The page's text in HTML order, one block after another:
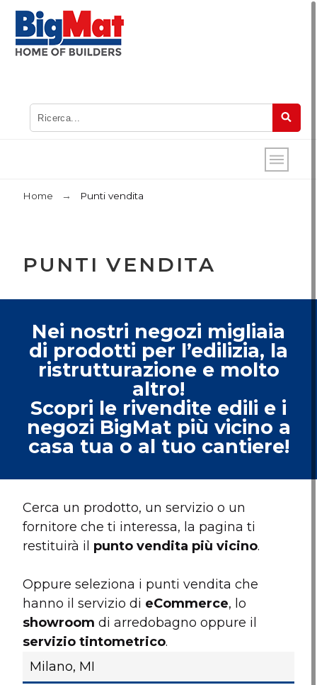
Home Punti vendita
PUNTI VENDITA
Nei nostri negozi migliaia
di prodotti per l’edilizia, la
ristrutturazione e molto
altro!
Scopri le rivendite edili e i
negozi BigMat più vicino a
casa tua o al tuo cantiere!
Cerca un prodotto, un servizio o un
fornitore che ti interessa, la pagina ti
restituirà il punto vendita più vicino.
Oppure seleziona i punti vendita che
hanno il servizio di eCommerce, lo
showroomdi arredobagno oppure il
servizio tintometrico.